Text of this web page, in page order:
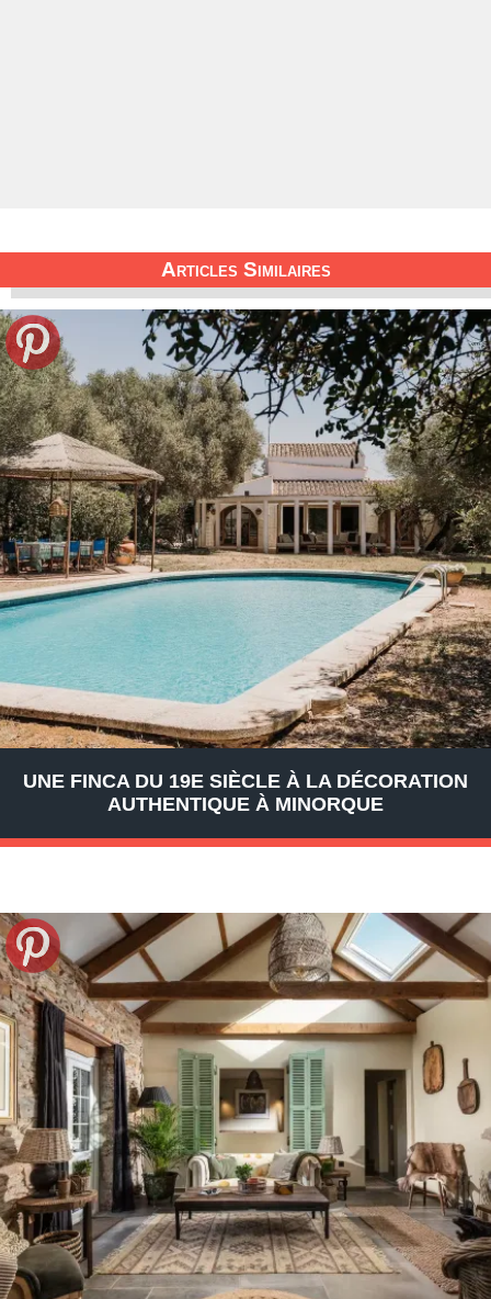
Articles Similaires
UNE FINCA DU 19E SIÈCLE À LA DÉCORATION
AUTHENTIQUE À MINORQUE